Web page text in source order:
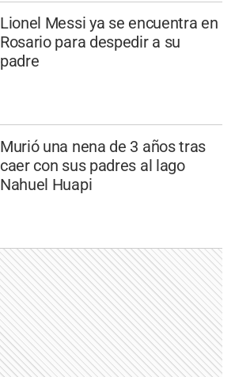
Lionel Messi ya se encuentra en
Rosario para despedir a su
padre
Murió una nena de 3 años tras
caer con sus padres al lago
Nahuel Huapi